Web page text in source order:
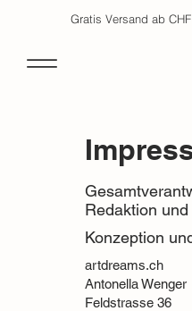
Gratis Versand ab
Redaktion
artdreams.ch
Antonella Wenger
Feldstrasse 36
Konzeption